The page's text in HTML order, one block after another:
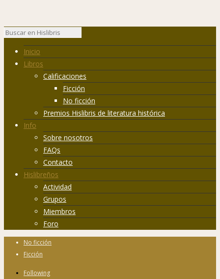
Inicio
Libros
Calificaciones
Ficción
No ficción
Premios Hislibris de literatura histórica
Info
Sobre nosotros
FAQs
Contacto
Hislibreños
Actividad
Grupos
Miembros
Foro
No ficción
Ficción
Following